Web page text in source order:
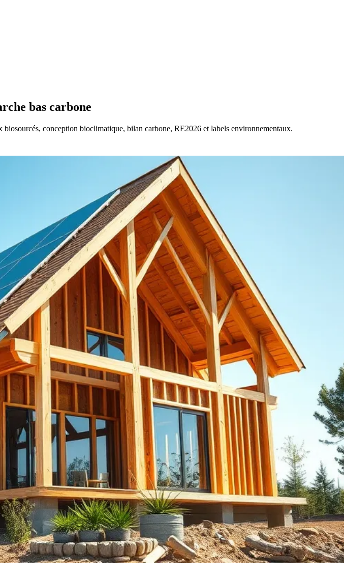
bas carbone
conception bioclimatique, bilan carbone, RE2026 et labels environnementaux.